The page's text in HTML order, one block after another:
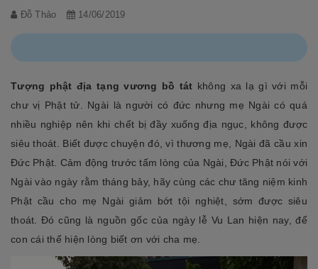
Đỗ Thảo 14/06/2019
Tượng phật địa tạng vương bồ tát không xa lạ gì với mỗi
chư vị Phật tử. Ngài là người có đức nhưng mẹ Ngài có quá
nhiều nghiệp nên khi chết bị đầy xuống địa ngục, không được
siêu thoát. Biết được chuyện đó, vì thương mẹ, Ngài đã cầu xin
Đức Phật. Cảm động trước tấm lòng của Ngài, Đức Phật nói với
Ngài vào ngày rằm tháng bảy, hãy cùng các chư tăng niệm kinh
Phật cầu cho mẹ Ngài giảm bớt tội nghiệt, sớm được siêu
thoát. Đó cũng là nguồn gốc của ngày lễ Vu Lan hiện nay, để
con cái thể hiện lòng biết ơn với cha mẹ.